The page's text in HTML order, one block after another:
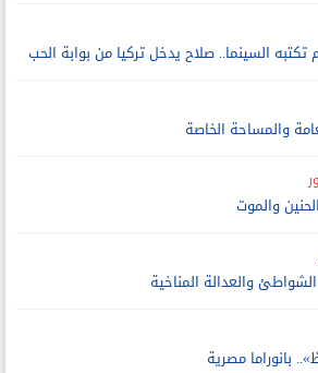
السينما.. صلاح يدخل تركيا من بوابة الحب
والمساحة الخاصة
والموت
والعدالة المناخية
بانوراما مصرية